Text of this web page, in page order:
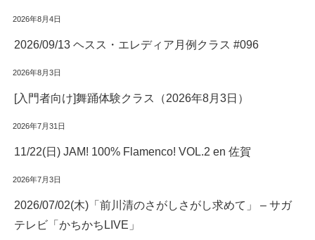
2026年8月4日
2026/09/13 ヘスス・エレディア月例クラス #096
2026年8月3日
[入門者向け]舞踊体験クラス（2026年8月3日）
2026年7月31日
11/22(日) JAM! 100% Flamenco! VOL.2 en 佐賀
2026年7月3日
2026/07/02(木)「前川清のさがしさがし求めて」 – サガ
テレビ「かちかちLIVE」